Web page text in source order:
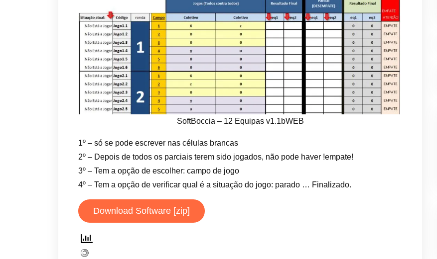
SoftBoccia – 12 Equipas v1.1bWEB
1º – só se pode escrever nas células brancas
2º – Depois de todos os parciais terem sido jogados, não pode haver !empate!
3º – Tem a opção de escolher: campo de jogo
4º – Tem a opção de verificar qual é a situação do jogo: parado … Finalizado.
Download Software [zip]